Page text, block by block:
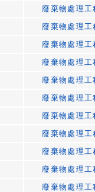
廢棄物處理工
廢棄物處理工
廢棄物處理工
廢棄物處理工
廢棄物處理工
廢棄物處理工
廢棄物處理工
廢棄物處理工
廢棄物處理工
廢棄物處理工
廢棄物處理工